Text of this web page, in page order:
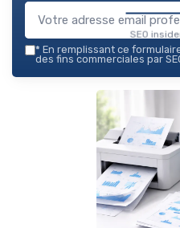
SEO
* En remplissant ce
des fins commerciales par